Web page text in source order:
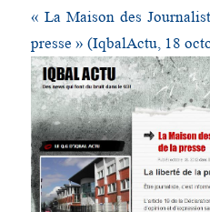
« La Maison des
presse » (IqbalActu, 18